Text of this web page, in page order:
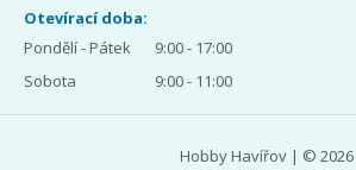
Otevírací doba:
Pondělí - Pátek
9:00 - 17:00
Sobota
9:00 - 11:00
Hobby Havířov | © 2026